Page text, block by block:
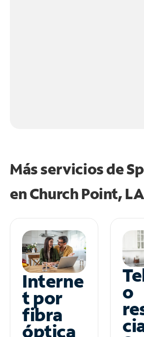
Más servicios de
enChurch Point, LA
Interne
t por
fibra
óptica
o